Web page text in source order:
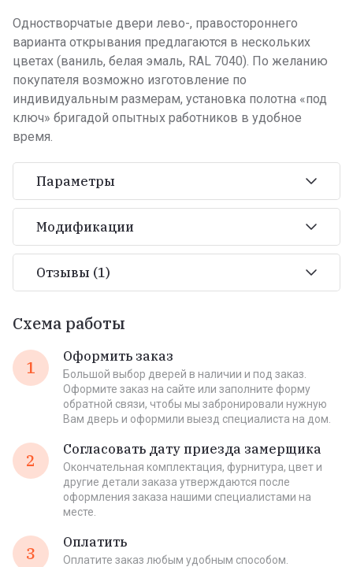
Одностворчатые двери лево-, правостороннего
варианта открывания предлагаются в нескольких
цветах (ваниль, белая эмаль, RAL 7040). По желанию
покупателя возможно изготовление по
индивидуальным размерам, установка полотна «под
ключ» бригадой опытных работников в удобное
время.
Параметры
Модификации
Отзывы (1)
Схема работы
1
Оформить заказ
Большой выбор дверей в наличии и под заказ.
Оформите заказ на сайте или заполните форму
обратной связи, чтобы мы забронировали нужную
Вам дверь и оформили выезд специалиста на дом.
2
Согласовать дату приезда замерщика
Окончательная комплектация, фурнитура, цвет и
другие детали заказа утверждаются после
оформления заказа нашими специалистами на
месте.
3
Оплатить
Оплатите заказ любым удобным способом.